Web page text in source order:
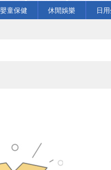
嬰童保健 休閒娛樂 日